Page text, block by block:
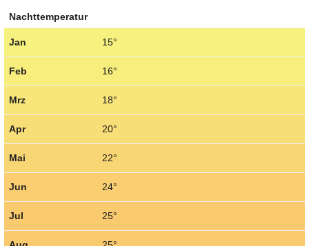
Nachttemperatur
Jan 15°
Feb 16°
Mrz 18°
Apr 20°
Mai 22°
Jun 24°
Jul 25°